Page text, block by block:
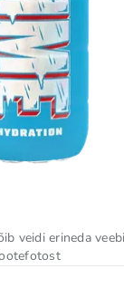
veidi erineda